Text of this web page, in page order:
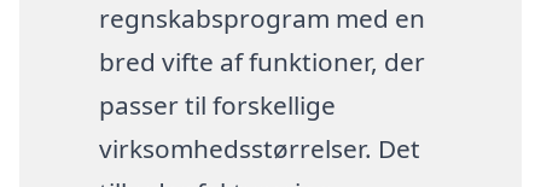
regnskabsprogram med en
bred vifte af funktioner, der
passer til forskellige
virksomhedsstørrelser. Det